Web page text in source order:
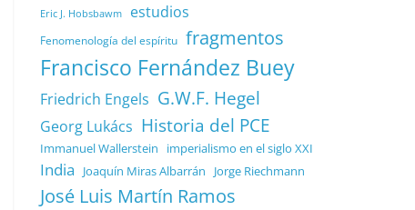
Eric J. Hobsbawm estudios
Fenomenología del espíritu fragmentos
Francisco Fernández Buey
Friedrich Engels G.W.F. Hegel
Georg Lukács Historia del PCE
Immanuel Wallerstein imperialismo en el siglo XXI
India Joaquín Miras Albarrán Jorge Riechmann
José Luis Martín Ramos